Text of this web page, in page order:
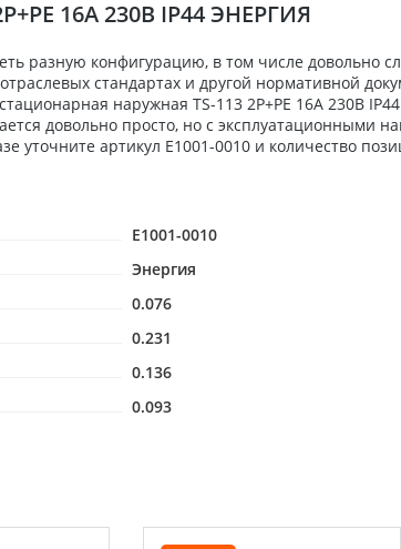
16А 230В IP44 ЭНЕРГИЯ
разную конфигурацию, в том числе довольно
стандартах и другой нормативной
наружная TS-113 2P+PE 16А 230В
довольно просто, но с эксплуатационными
уточните артикул Е1001-0010 и количество
Е1001-0010
Энергия
0.076
0.231
0.136
0.093